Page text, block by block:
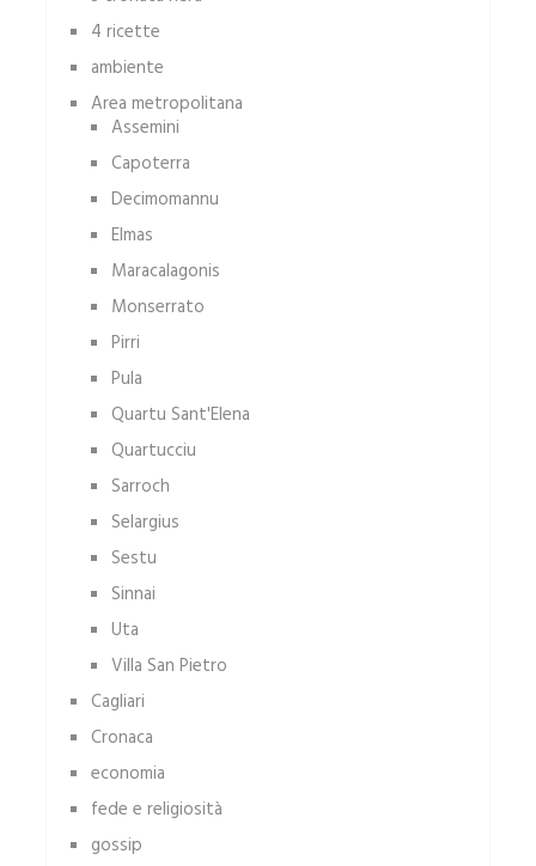
4 ricette
ambiente
Area metropolitana
Assemini
Capoterra
Decimomannu
Elmas
Maracalagonis
Monserrato
Pirri
Pula
Quartu Sant'Elena
Quartucciu
Sarroch
Selargius
Sestu
Sinnai
Uta
Villa San Pietro
Cagliari
Cronaca
economia
fede e religiosità
gossip